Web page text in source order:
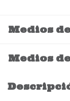
Medios
Medios